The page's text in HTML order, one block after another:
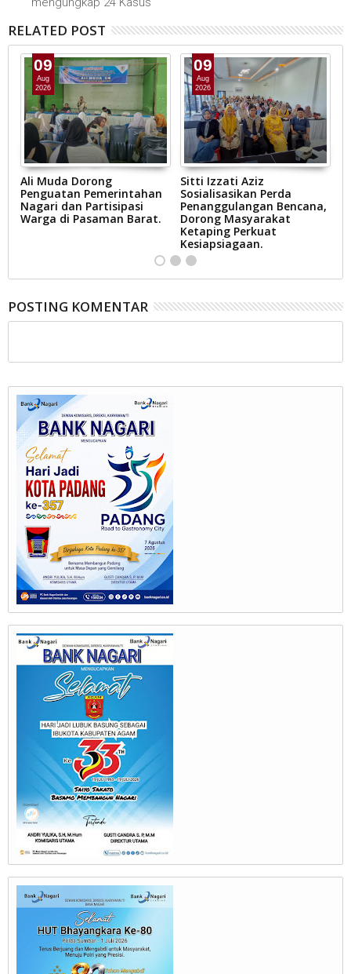
RELATED POST
09
Aug
2026
Ali Muda Dorong
Penguatan Pemerintahan
Nagari dan Partisipasi
Warga di Pasaman Barat.
09
Aug
2026
Sitti Izzati Aziz
Sosialisasikan Perda
Penanggulangan Bencana,
Dorong Masyarakat
Ketaping Perkuat
Kesiapsiagaan.
POSTING KOMENTAR